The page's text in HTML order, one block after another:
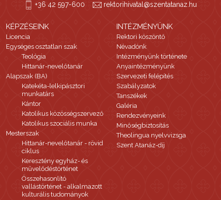
+36 42 597-600 rektorihivatal@szentatanaz.hu
KÉPZÉSEINK
Licencia
Egységes osztatlan szak
Teológia
Hittanár-nevelőtanár
Alapszak (BA)
Katekéta-lelkipásztori
munkatárs
Kántor
Katolikus közösségszervező
Katolikus szociális munka
Mesterszak
Hittanár-nevelőtanár - rövid
ciklus
Keresztény egyház- és
művelődéstörténet
Összehasonlító
vallástörténet - alkalmazott
kulturális tudományok
INTÉZMÉNYÜNK
Rektori köszöntő
Névadónk
Intézményünk története
Anyaintézményünk
Szervezeti felépítés
Szabályzatok
Tanszékek
Galéria
Rendezvényeink
Minőségbiztosítás
Theolingua nyelvvizsga
Szent Atanáz-díj